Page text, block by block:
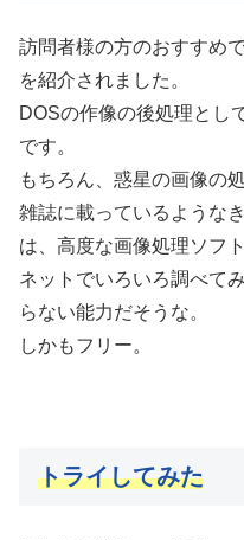
訪問者様の方のおすすめ
を紹介されました。
DOSの作像の後処理とし
です。
もちろん、惑星の画像の
雑誌に載っているような
は、高度な画像処理ソフ
ネットでいろいろ調べて
らない能力だそうな。
しかもフリー。
トライしてみた